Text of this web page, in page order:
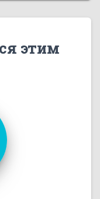
этим